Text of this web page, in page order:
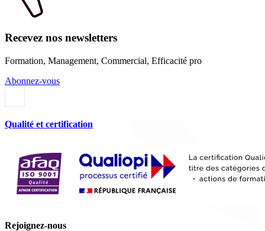
Recevez nos newsletters
Formation, Management, Commercial, Efficacité pro
Abonnez-vous
Qualité et certification
Rejoignez-nous